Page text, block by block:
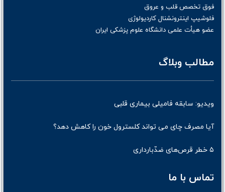
فوق تخصص قلب و عروق
فلوشیپ اینترونشنال کاردیولوژی
عضو هیأت علمی دانشگاه علوم پزشکی ایران
مطالب وبلاگ
ویدیو: سابقه فامیلی بیماری قلبی
آیا مصرف چای می تواند کلسترول خون را کاهش دهد؟
۵ خطر قرص‌های ضدّبارداری
تماس با ما